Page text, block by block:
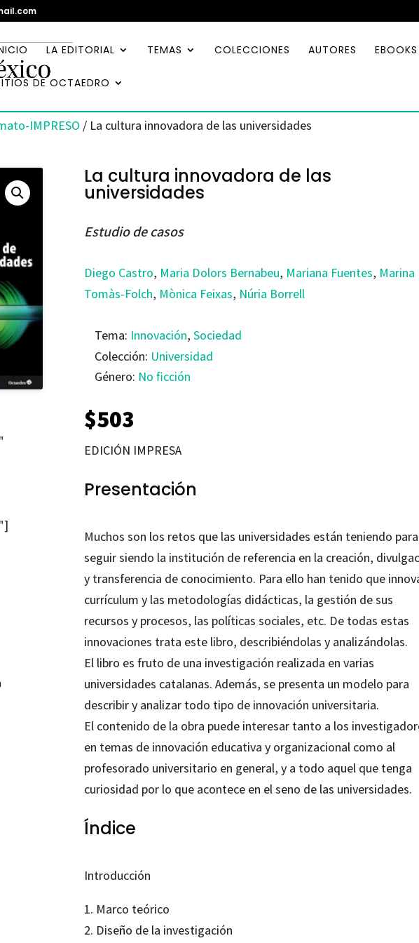
LA EDITORIAL TEMAS COLECCIONES AUTORES EBOOKS
DE OCTAEDRO
IMPRESO / La cultura innovadora de las universidades
La cultura innovadora de las
universidades
Estudio de casos
Diego Castro, Maria Dolors Bernabeu, Mariana Fuentes, Marina
Tomàs-Folch, Mònica Feixas, Núria Borrell
Tema: Innovación, Sociedad
Colección: Universidad
Género: No ficción
$503
EDICIÓN IMPRESA
Presentación
Muchos son los retos que las universidades están teniendo para
seguir siendo la institución de referencia en la creación,
y transferencia de conocimiento. Para ello han tenido que
currículum y las metodologías didácticas, la gestión de sus
recursos y procesos, las políticas sociales, etc. De todas estas
innovaciones trata este libro, describiéndolas y analizándolas.
El libro es fruto de una investigación realizada en varias
universidades catalanas. Además, se presenta un modelo para
describir y analizar todo tipo de innovación universitaria.
El contenido de la obra puede interesar tanto a los
en temas de innovación educativa y organizacional como al
profesorado universitario en general, y a todo aquel que tenga
curiosidad por lo que acontece en el seno de las universidades.
Índice
Introducción
1. Marco teórico
2. Diseño de la investigación